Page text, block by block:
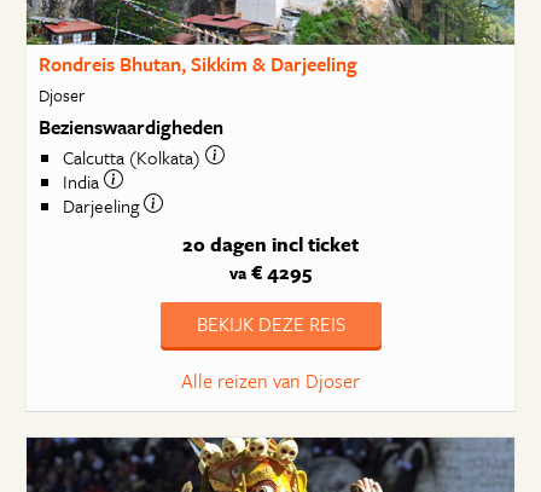
Rondreis Bhutan, Sikkim & Darjeeling
Djoser
Bezienswaardigheden
Calcutta (Kolkata)
India
Darjeeling
20 dagen incl ticket
va € 4295
BEKIJK DEZE REIS
Alle reizen van Djoser